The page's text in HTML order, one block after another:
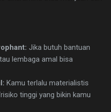
Jika butuh bantuan
lembaga amal bisa
Kamu terlalu materialistis
tinggi yang bikin kamu